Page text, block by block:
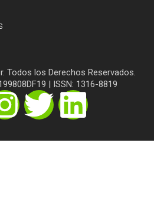
Todos los Derechos Reservados.
| ISSN: 1316-8819